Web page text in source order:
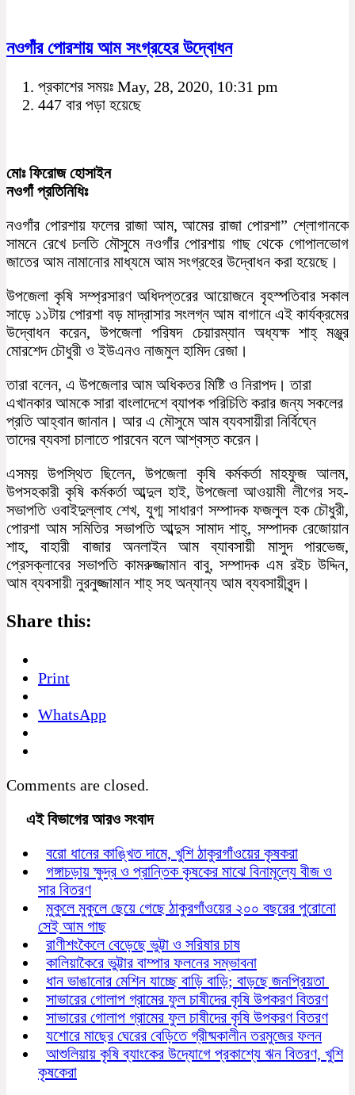
নওগাঁর পোরশায় আম সংগ্রহের উদ্বোধন
প্রকাশের সময়ঃ May, 28, 2020, 10:31 pm
447 বার পড়া হয়েছে
মোঃ ফিরোজ হোসাইন
নওগাঁ প্রতিনিধিঃ
নওগাঁর পোরশায় ফলের রাজা আম, আমের রাজা পোরশা” শ্লোগানকে
সামনে রেখে চলতি মৌসুমে নওগাঁর পোরশায় গাছ থেকে গোপালভোগ
জাতের আম নামানোর মাধ্যমে আম সংগ্রহের উদ্বোধন করা হয়েছে।
উপজেলা কৃষি সম্প্রসারণ অধিদপ্তরের আয়োজনে বৃহস্পতিবার সকাল
সাড়ে ১১টায় পোরশা বড় মাদ্রাসার সংলগ্ন আম বাগানে এই কার্যক্রমের
উদ্বোধন করেন, উপজেলা পরিষদ চেয়ারম্যান অধ্যক্ষ শাহ্ মঞ্জুর
মোরশেদ চৌধুরী ও ইউএনও নাজমুল হামিদ রেজা।
তারা বলেন, এ উপজেলার আম অধিকতর মিষ্টি ও নিরাপদ। তারা
এখানকার আমকে সারা বাংলাদেশে ব্যাপক পরিচিতি করার জন্য সকলের
প্রতি আহ্বান জানান। আর এ মৌসুমে আম ব্যবসায়ীরা নির্বিঘ্নে
তাদের ব্যবসা চালাতে পারবেন বলে আশ্বস্ত করেন।
এসময় উপস্থিত ছিলেন, উপজেলা কৃষি কর্মকর্তা মাহফুজ আলম,
উপসহকারী কৃষি কর্মকর্তা আব্দুল হাই, উপজেলা আওয়ামী লীগের সহ-
সভাপতি ওবাইদুল্লাহ শেখ, যুগ্ম সাধারণ সম্পাদক ফজলুল হক চৌধুরী,
পোরশা আম সমিতির সভাপতি আব্দুস সামাদ শাহ্, সম্পাদক রেজোয়ান
শাহ, বাহারী বাজার অনলাইন আম ব্যাবসায়ী মাসুদ পারভেজ,
প্রেসক্লাবের সভাপতি কামরুজ্জামান বাবু, সম্পাদক এম রইচ উদ্দিন,
আম ব্যবসায়ী নুরনুজ্জামান শাহ্ সহ অন্যান্য আম ব্যবসায়ীবৃন্দ।
Share this:
Print
WhatsApp
Comments are closed.
এই বিভাগের আরও সংবাদ
বরো ধানের কাঙ্খিত দামে, খুশি ঠাকুরগাঁওয়ের কৃষকরা
গঙ্গাচড়ায় ক্ষুদ্র ও প্রান্তিক কৃষকের মাঝে বিনামূল্যে বীজ ও
সার বিতরণ
মুকুলে মুকুলে ছেয়ে গেছে ঠাকুরগাঁওয়ের ২০০ বছরের পুরোনো
সেই আম গাছ
রাণীশংকৈলে বেড়েছে ভুট্টা ও সরিষার চাষ
কালিয়াকৈরে ভুট্টার বাম্পার ফলনের সম্ভাবনা
ধান ভাঙানোর মেশিন যাচ্ছে বাড়ি বাড়ি; বাড়ছে জনপ্রিয়তা
সাভারের গোলাপ গ্রামের ফুল চাষীদের কৃষি উপকরণ বিতরণ
সাভারের গোলাপ গ্রামের ফুল চাষীদের কৃষি উপকরণ বিতরণ
যশোরে মাছের ঘেরের বেড়িতে গ্রীষ্মকালীন তরমুজের ফলন
আশুলিয়ায় কৃষি ব্যাংকের উদ্যোগে প্রকাশ্যে ঋন বিতরণ, খুশি
কৃষকেরা